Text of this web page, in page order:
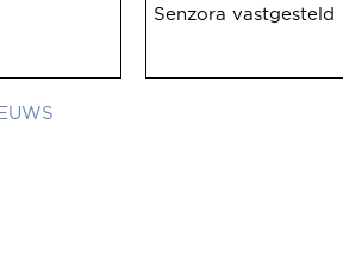
Senzora vastgesteld